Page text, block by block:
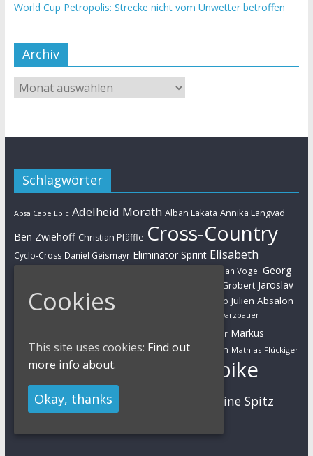
World Cup Petropolis: Strecke nicht vom Unwetter betroffen
Archiv
Schlagwörter
Absa Cape Epic Adelheid Morath Alban Lakata Annika Langvad
Ben Zwiehoff Christian Pfäffle Cross-Country
Cyclo-Cross Daniel Geismayr Eliminator Sprint Elisabeth
Brandau
Florian Vogel Georg
Helen Grobert Jaroslav
Kulhavy Jochen Käß Jolanda Neff Julian Schelb Julien Absalon
Karl Platt
Luca Schwarzbauer
Markus Bauer Markus
Kaufmann Markus Schulte-Lünzum Martin Gluth Mathias Flückiger
Moritz Milatz
Mountainbike
MTB Nadine Rieder Sabine Spitz
Cookies
This site uses cookies: Find out
more info about.
Okay, thanks